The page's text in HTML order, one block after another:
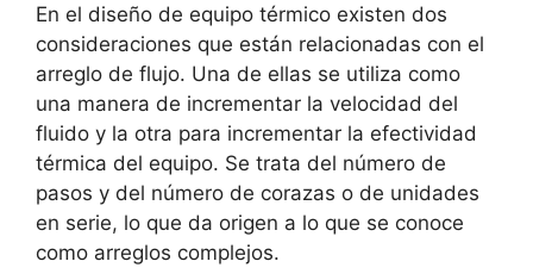
En el diseño de equipo térmico existen dos
consideraciones que están relacionadas con el
arreglo de flujo. Una de ellas se utiliza como
una manera de incrementar la velocidad del
fluido y la otra para incrementar la efectividad
térmica del equipo. Se trata del número de
pasos y del número de corazas o de unidades
en serie, lo que da origen a lo que se conoce
como arreglos complejos.